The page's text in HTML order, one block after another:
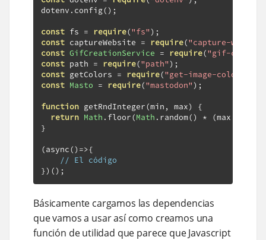
dotenv . config();
const fs = require("fs");
const captureWebsite = require("capture-
const GifCreationService = require("gif-
const path = require("path");
const getColors = require("get-image-colors"
const Masto = require("mastodon");
function getRndInteger(min , max)
{
return Math . floor(Math . random() * (max
}
(async()=>{
// El código
})();
Básicamente cargamos las dependencias
que vamos a usar así como creamos una
función de utilidad que parece que Javascript